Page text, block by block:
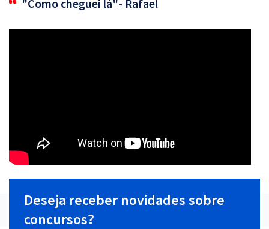
"Como cheguei lá"- Rafael
Deseja receber novidades sobre
concursos?